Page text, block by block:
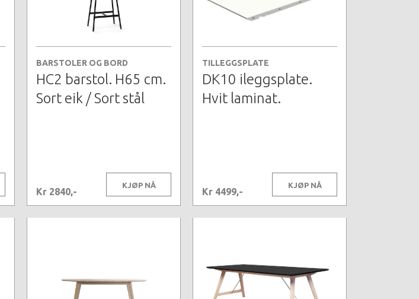
BARSTOLER OG BORD
HC2 barstol. H65 cm.
Sort eik / Sort stål
Kr 2840,-
KJØP NÅ
TILLEGGSPLATE
DK10 ileggsplate.
Hvit laminat.
Kr 4499,-
KJØP NÅ